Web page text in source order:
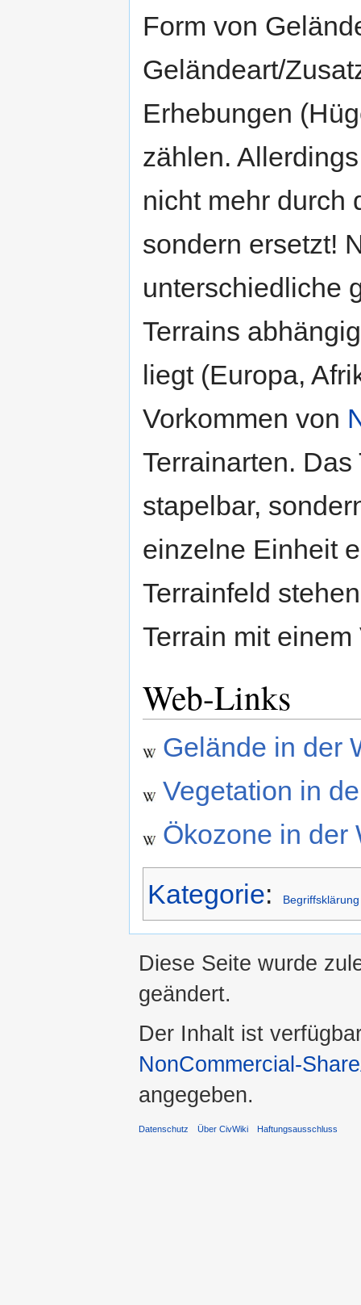
Form von
Geländeart/
Erhebungen
zählen.
nicht mehr durch
sondern ersetzt!
unterschiedliche
Terrains
liegt (Europa,
Vorkommen von
Terrainarten.
stapelbar,
einzelne Einheit
Terrainfeld
Terrain mit
Web-Links
Gelände in der
Vegetation in
Ökozone in der
Kategorie: Begriffsklärung
Diese Seite wurde
geändert.
Der Inhalt ist
NonCommercial-
angegeben.
Datenschutz Über CivWiki Haftungsausschluss